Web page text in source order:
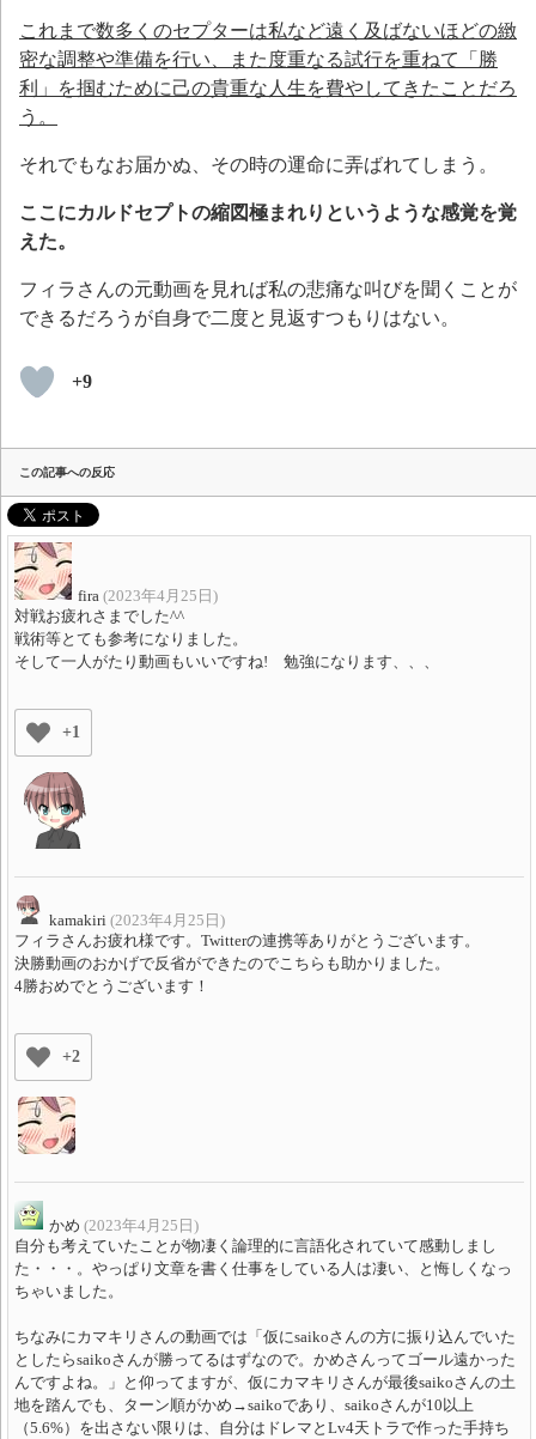
これまで数多くのセプターは私など遠く及ばないほどの緻
密な調整や準備を行い、また度重なる試行を重ねて「勝
利」を掴むために己の貴重な人生を費やしてきたことだろ
う。
それでもなお届かぬ、その時の運命に弄ばれてしまう。
ここにカルドセプトの縮図極まれりというような感覚を覚
えた。
フィラさんの元動画を見れば私の悲痛な叫びを聞くことが
できるだろうが自身で二度と見返すつもりはない。
+9
この記事への反応
fira (2023年4月25日)
対戦お疲れさまでした^^
戦術等とても参考になりました。
そして一人がたり動画もいいですね! 勉強になります、、、
+1
kamakiri (2023年4月25日)
フィラさんお疲れ様です。Twitterの連携等ありがとうございます。
決勝動画のおかげで反省ができたのでこちらも助かりました。
4勝おめでとうございます！
+2
かめ (2023年4月25日)
自分も考えていたことが物凄く論理的に言語化されていて感動しまし
た・・・。やっぱり文章を書く仕事をしている人は凄い、と悔しくなっ
ちゃいました。
ちなみにカマキリさんの動画では「仮にsaikoさんの方に振り込んでいた
としたらsaikoさんが勝ってるはずなので。かめさんってゴール遠かった
んですよね。」と仰ってますが、仮にカマキリさんが最後saikoさんの土
地を踏んでも、ターン順がかめ→saikoであり、saikoさんが10以上
（5.6%）を出さない限りは、自分はドレマとLv4天トラで作った手持ち